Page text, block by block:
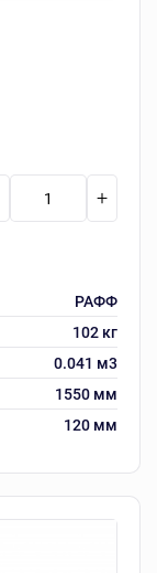
РАФФ
102 кг
0.041 м3
1550 мм
120 мм
+